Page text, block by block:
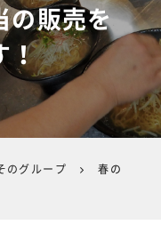
の販売を
！
のグループ
春の